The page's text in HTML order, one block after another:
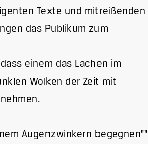
Texte und mitreißenden
das Publikum zum
einem das Lachen im
Wolken der Zeit mit
Augenzwinkern begegnen""